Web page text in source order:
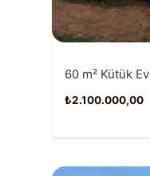
60 m² Kütük Ev
₺2.100.000,00